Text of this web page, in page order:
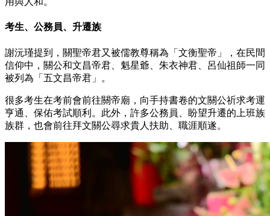
考生、公務員、升遷族
謝沅瑾提到，關聖帝君又被儒教尊稱為「文衡聖帝」，在民間
信仰中，關公和文昌帝君、魁星爺、朱衣神君、呂仙祖師一同
被列為「五文昌帝君」。
很多考生在考前會前往關帝廟，向手持書卷的文關公祈求考運
亨通、保佑考試順利。此外，許多公務員、盼望升遷的上班族
族群，也會前往拜文關公尋求貴人扶助、職涯順遂。